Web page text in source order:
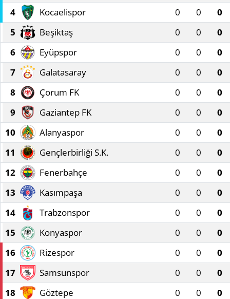
4
Kocaelispor 0 0
0
5
Beşiktaş 0 0
0
6
Eyüpspor 0 0
0
7
Galatasaray 0 0
0
8
Çorum FK 0 0
0
9
Gaziantep FK 0 0
0
10
Alanyaspor 0 0
0
11
Gençlerbirliği S.K. 0 0
0
12
Fenerbahçe 0 0
0
13
Kasımpaşa 0 0
0
14
Trabzonspor 0 0
0
15
Konyaspor 0 0
0
16
Rizespor 0 0
0
17
Samsunspor 0 0
0
18
Göztepe 0 0 0
Manisa
Muğla
Politika
Uşak